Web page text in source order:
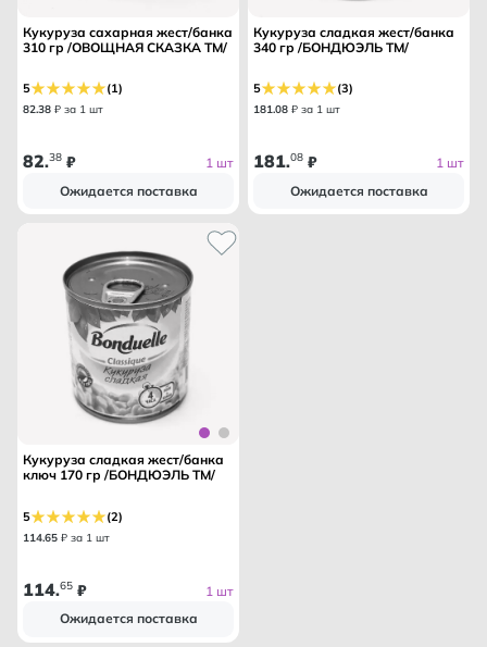
Кукуруза сахарная жест/банка
310 гр /ОВОЩНАЯ СКАЗКА ТМ/
5 (1)
82.38 ₽ за 1 шт
82.38 ₽
1 шт
Ожидается поставка
Кукуруза сладкая жест/банка
340 гр /БОНДЮЭЛЬ ТМ/
5 (3)
181.08 ₽ за 1 шт
181.08 ₽
1 шт
Ожидается поставка
Кукуруза сладкая жест/банка
ключ 170 гр /БОНДЮЭЛЬ ТМ/
5 (2)
114.65 ₽ за 1 шт
114.65 ₽
1 шт
Ожидается поставка